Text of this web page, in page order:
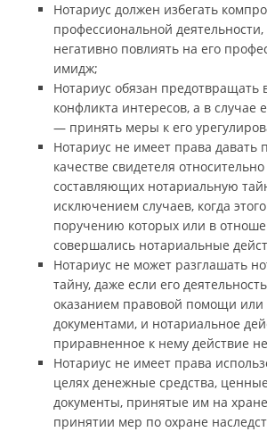
Нотариус должен избегать
профессиональной
негативно повлиять на его
имидж;
Нотариус обязан предотвращать
конфликта интересов, а в случае
— принять меры к его
Нотариус не имеет права давать
качестве свидетеля
составляющих нотариальную
исключением случаев, когда
поручению которых или в
совершались нотариальные
Нотариус не может разглашать
тайну, даже если его
оказанием правовой помощи или
документами, и нотариальное
приравненное к нему действие
Нотариус не имеет права
целях денежные средства,
документы, принятые им на
принятии мер по охране